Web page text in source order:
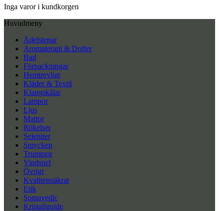
Inga varor i kundkorgen
Huvudmeny
Ädelstenar
Aromaterapi & Dofter
Bad
Förpackningar
Hemtrevligt
Kläder & Textil
Klangskålar
Lampor
Ljus
Mattor
Rökelser
Seleniter
Smycken
Trummor
Vindspel
Övrigt
Kvalitetssäkrat
Etik
Somavedic
Kristallguide